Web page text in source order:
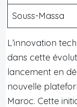
Souss-Massa
L’innovation
dans cette
lancement en
nouvelle
Maroc. Cette